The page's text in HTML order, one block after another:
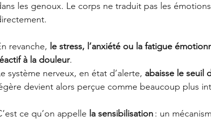
les genoux. Le corps ne traduit pas les
revanche, le stress, l’anxiété ou la fatigue
à la douleur.
système nerveux, en état d’alerte, abaisse le seuil
devient alors perçue comme beaucoup plus
ce qu’on appelle la sensibilisation : un